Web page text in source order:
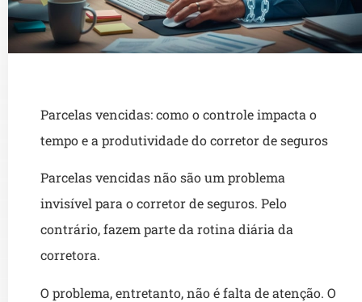
Parcelas vencidas: como o controle impacta o
tempo e a produtividade do corretor de seguros
Parcelas vencidas não são um problema
invisível para o corretor de seguros. Pelo
contrário, fazem parte da rotina diária da
corretora.
O problema, entretanto, não é falta de atenção. O